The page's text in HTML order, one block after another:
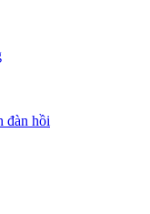
đàn hồi